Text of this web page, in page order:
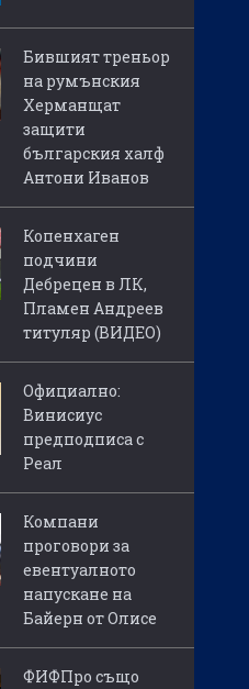
Бившият треньор
на румънския
Херманщат
защити
българския халф
Антони Иванов
Копенхаген
подчини
Дебрецен в ЛК,
Пламен Андреев
титуляр (ВИДЕО)
Официално:
Винисиус
предподписа с
Реал
Компани
проговори за
евентуалното
напускане на
Байерн от Олисе
ФИФПро също